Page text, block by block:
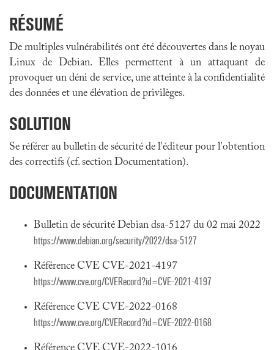
RÉSUMÉ
De multiples vulnérabilités ont été découvertes dans le noyau
Linux de Debian. Elles permettent à un attaquant de
provoquer un déni de service, une atteinte à la confidentialité
des données et une élévation de privilèges.
SOLUTION
Se référer au bulletin de sécurité de l'éditeur pour l'obtention
des correctifs (cf. section Documentation).
DOCUMENTATION
Bulletin de sécurité Debian dsa-5127 du 02 mai 2022
https://www.debian.org/security/2022/dsa-5127
Référence CVE CVE-2021-4197
https://www.cve.org/CVERecord?id=CVE-2021-4197
Référence CVE CVE-2022-0168
https://www.cve.org/CVERecord?id=CVE-2022-0168